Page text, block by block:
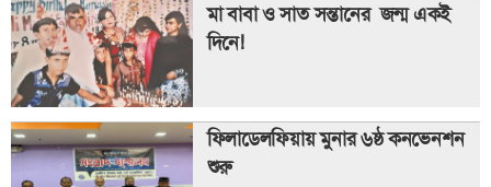
মা বাবা ও সাত সন্তানের জন্ম একই
দিনে!
ফিলাডেলফিয়ায় মুনার ৬ষ্ঠ কনভেনশন
শুরু